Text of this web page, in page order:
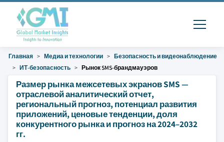
Главная Медиа и технологии
Безопасность и видеонаблюдение
ИТ-безопасность
Рынок SMS-брандмауэров
Размер рынка межсетевых экранов SMS —
отраслевой аналитический отчет,
региональный прогноз, потенциал развития
приложений, ценовые тенденции, доля
конкурентного рынка и прогноз на 2024–2032
гг.